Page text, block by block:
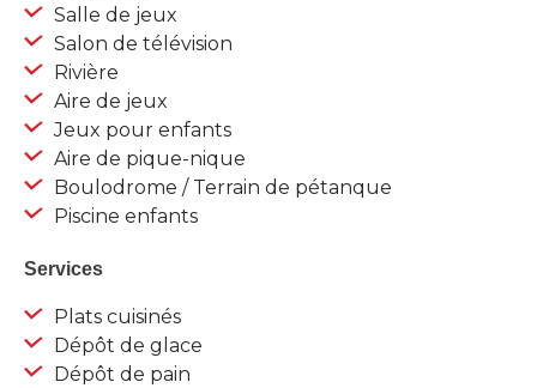
Salle de jeux
Salon de télévision
Rivière
Aire de jeux
Jeux pour enfants
Aire de pique-nique
Boulodrome / Terrain de pétanque
Piscine enfants
Services
Plats cuisinés
Dépôt de glace
Dépôt de pain